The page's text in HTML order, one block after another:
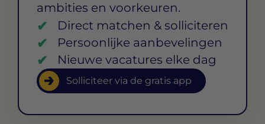
ambities en voorkeuren.
Direct matchen & solliciteren
Persoonlijke aanbevelingen
Nieuwe vacatures elke dag
Solliciteer via de gratis app